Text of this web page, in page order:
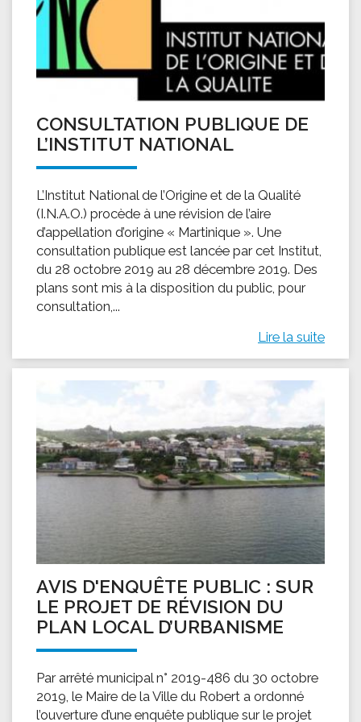
CONSULTATION PUBLIQUE DE
L’INSTITUT NATIONAL
L’Institut National de l’Origine et de la Qualité
(I.N.A.O.) procède à une révision de l’aire
d’appellation d’origine « Martinique ». Une
consultation publique est lancée par cet Institut,
du 28 octobre 2019 au 28 décembre 2019. Des
plans sont mis à la disposition du public, pour
consultation,...
Lire la suite
AVIS D'ENQUÊTE PUBLIC : SUR
LE PROJET DE RÉVISION DU
PLAN LOCAL D’URBANISME
Par arrêté municipal n° 2019-486 du 30 octobre
2019, le Maire de la Ville du Robert a ordonné
l’ouverture d’une enquête publique sur le projet